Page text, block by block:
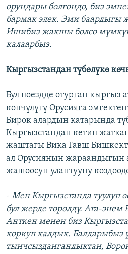
орундары болгондо, биз
бармак элек. Эми баардыгы
Ишибиз жакшы болсо
калаарбыз.
Кыргызстандан түбөлүкө
Бул поездде отурган кыргыз
көпчүлүгү Орусияга
Бирок алардын катарында
Кыргызстандан кетип
жаштагы Вика Гавш
ал Орусиянын жараандыгын
жашоосун улантууну
- Мен Кыргызстанда туулуп
бул жерде төрөлдү. Ата-энем
Анткен менен биз
коркуп калдык. Балдарыбыз
тынчсыздангандыктан,